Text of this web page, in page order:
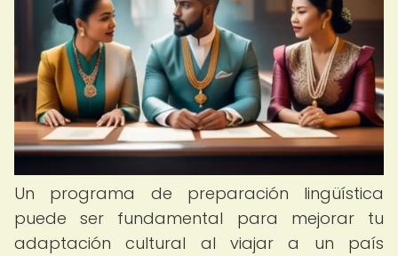
Un programa de preparación lingüística
puede ser fundamental para mejorar tu
adaptación cultural al viajar a un país